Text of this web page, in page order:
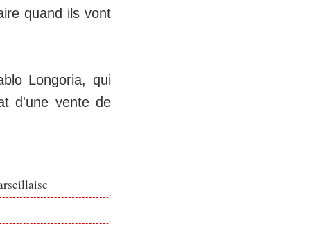
quand ils vont
Longoria, qui
d'une vente de